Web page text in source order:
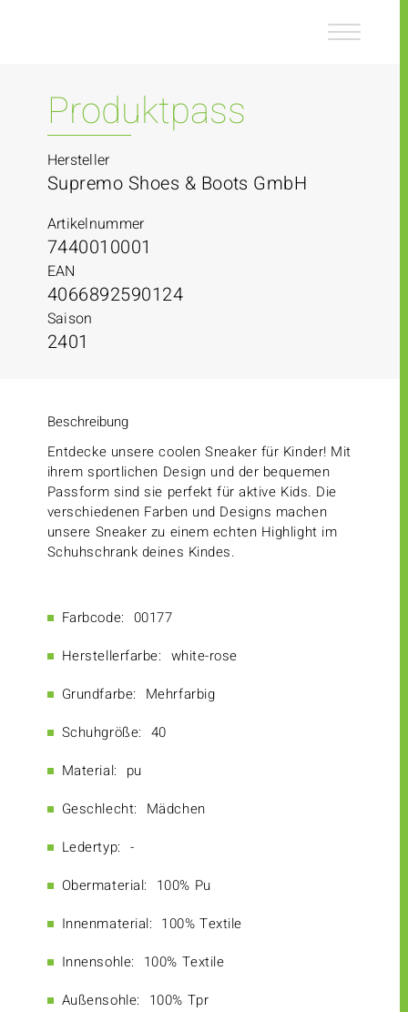
Produktpass
Hersteller
Supremo Shoes & Boots GmbH
Artikelnummer
7440010001
EAN
4066892590124
Saison
2401
Beschreibung
Entdecke unsere coolen Sneaker für Kinder! Mit
ihrem sportlichen Design und der bequemen
Passform sind sie perfekt für aktive Kids. Die
verschiedenen Farben und Designs machen
unsere Sneaker zu einem echten Highlight im
Schuhschrank deines Kindes.
Farbcode: 00177
Herstellerfarbe: white-rose
Grundfarbe: Mehrfarbig
Schuhgröße: 40
Material: pu
Geschlecht: Mädchen
Ledertyp: -
Obermaterial: 100% Pu
Innenmaterial: 100% Textile
Innensohle: 100% Textile
Außensohle: 100% Tpr